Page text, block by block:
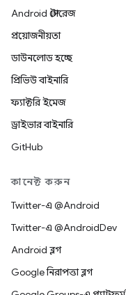
Android স্টোরেজ
প্রয়োজনীয়তা
ডাউনলোড হচ্ছে
প্রিভিউ বাইনারি
ফ্যাক্টরি ইমেজ
ড্রাইভার বাইনারি
GitHub
কানেক্ট করুন
Twitter-এ @Android
Twitter-এ @AndroidDev
Android ব্লগ
Google নিরাপত্তা ব্লগ